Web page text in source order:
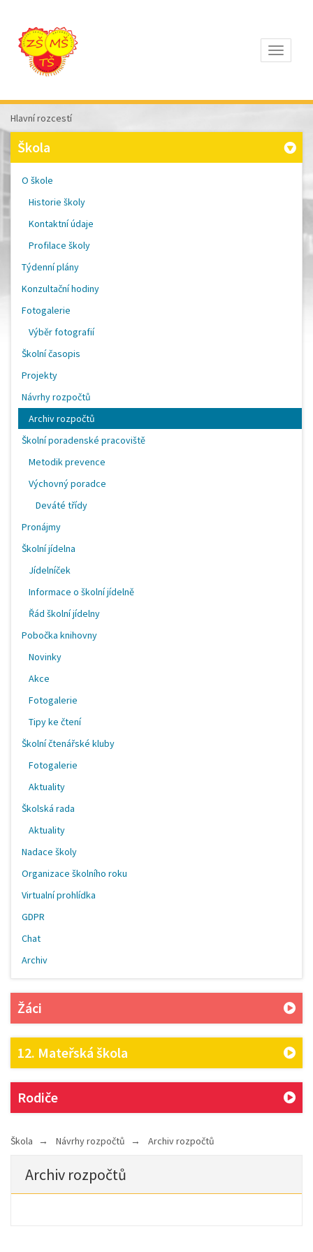
ZÁKLADNÍ
ŠKOLA
TOMÁŠE
ŠOBRA
A
MATEŘSKÁ
ÍSEK
Hlavní rozcestí
Škola
O škole
Historie školy
Kontaktní údaje
Profilace školy
Týdenní plány
Konzultační hodiny
Fotogalerie
Výběr fotografií
Školní časopis
Projekty
Návrhy rozpočtů
Archiv rozpočtů
Školní poradenské pracoviště
Metodik prevence
Výchovný poradce
Deváté třídy
Pronájmy
Školní jídelna
Jídelníček
Informace o školní jídelně
Řád školní jídelny
Pobočka knihovny
Novinky
Akce
Fotogalerie
Tipy ke čtení
Školní čtenářské kluby
Fotogalerie
Aktuality
Školská rada
Aktuality
Nadace školy
Organizace školního roku
Virtualní prohlídka
GDPR
Chat
Archiv
Žáci
12. Mateřská škola
Rodiče
Škola Návrhy rozpočtů Archiv rozpočtů
Archiv rozpočtů